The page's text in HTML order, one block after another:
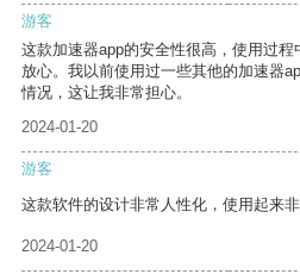
游客
这款加速器app的安全性很高，使用过
放心。我以前使用过一些其他的加速器
情况，这让我非常担心。
2024-01-20
游客
这款软件的设计非常人性化，使用起来非
2024-01-20